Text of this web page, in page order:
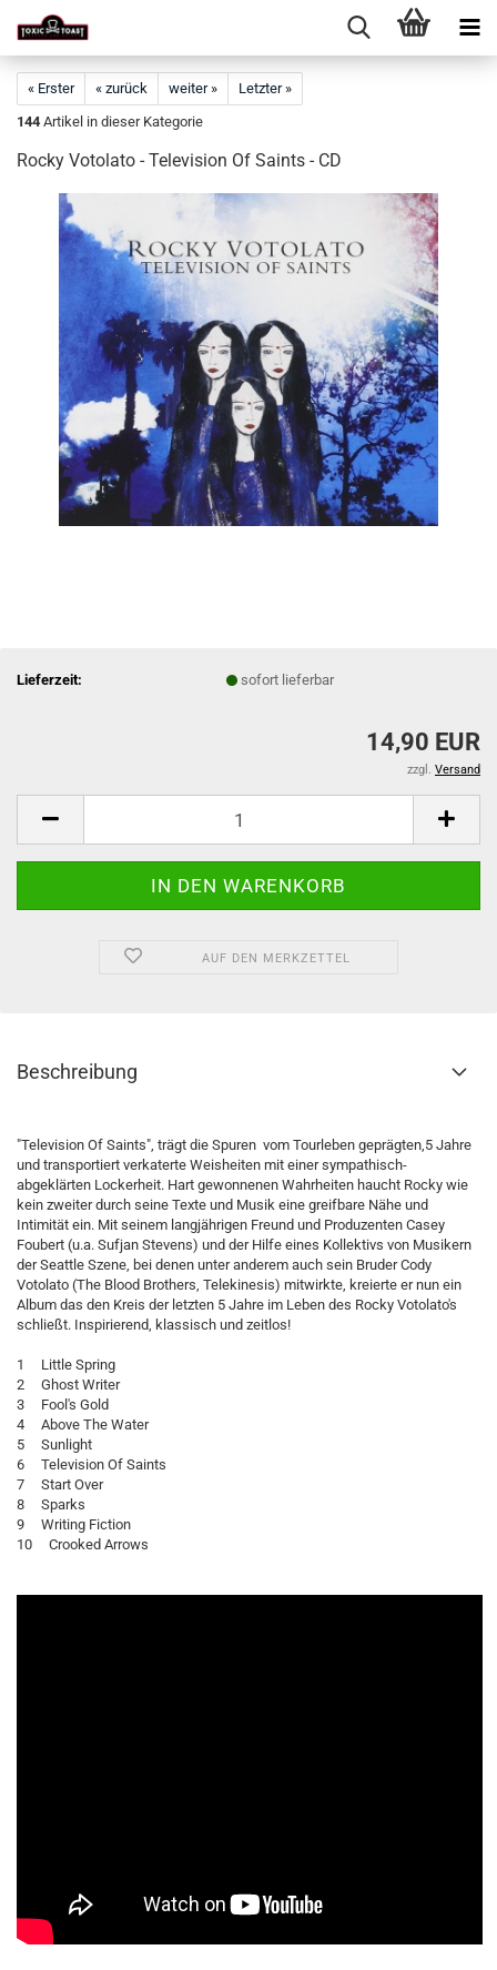
« Erster « zurück weiter »
Letzter »
144 Artikel in dieser Kategorie
Rocky Votolato - Television Of Saints - CD
Lieferzeit: sofort lieferbar
14,90 EUR
zzgl. Versand
AUF DEN MERKZETTEL
Beschreibung
"Television Of Saints", trägt die Spuren vom Tourleben geprägten,5 Jahre
und transportiert verkaterte Weisheiten mit einer sympathisch-
abgeklärten Lockerheit. Hart gewonnenen Wahrheiten haucht Rocky wie
kein zweiter durch seine Texte und Musik eine greifbare Nähe und
Intimität ein. Mit seinem langjährigen Freund und Produzenten Casey
Foubert (u.a. Sufjan Stevens) und der Hilfe eines Kollektivs von Musikern
der Seattle Szene, bei denen unter anderem auch sein Bruder Cody
Votolato (The Blood Brothers, Telekinesis) mitwirkte, kreierte er nun ein
Album das den Kreis der letzten 5 Jahre im Leben des Rocky Votolato's
schließt. Inspirierend, klassisch und zeitlos!
1 Little Spring
2 Ghost Writer
3 Fool's Gold
4 Above The Water
5 Sunlight
6 Television Of Saints
7 Start Over
8 Sparks
9 Writing Fiction
10 Crooked Arrows